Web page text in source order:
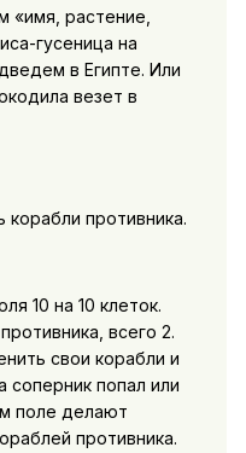
«имя, растение,
гусеница на
в Египте. Или
везет в
корабли противника.
10 на 10 клеток.
всего 2.
свои корабли и
соперник попал или
поле делают
противника.